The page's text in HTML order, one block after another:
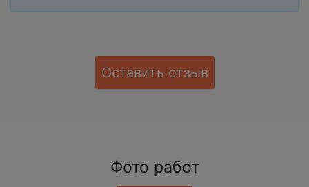
Оставить отзыв
Фото работ